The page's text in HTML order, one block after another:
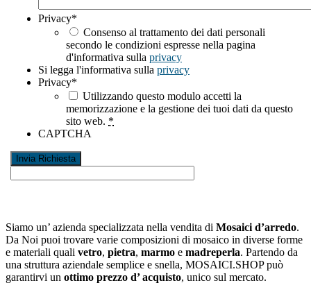
Privacy*
Consenso al trattamento dei dati personali
secondo le condizioni espresse nella pagina
d'informativa sulla privacy
Si legga l'informativa sulla privacy
Privacy*
Utilizzando questo modulo accetti la
memorizzazione e la gestione dei tuoi dati da questo
sito web. *
CAPTCHA
Siamo un’ azienda specializzata nella vendita di Mosaici d’arredo.
Da Noi puoi trovare varie composizioni di mosaico in diverse forme
e materiali quali vetro, pietra, marmo e madreperla. Partendo da
una struttura aziendale semplice e snella, MOSAICI.SHOP può
garantirvi un ottimo prezzo d’ acquisto, unico sul mercato.